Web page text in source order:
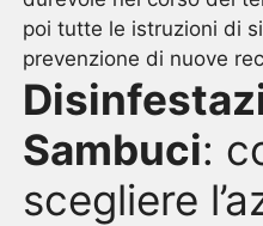
poi tutte le istruzioni di
prevenzione di nuove
Sambuci:
scegliere